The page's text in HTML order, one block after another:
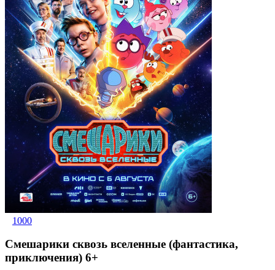
1000
Смешарики сквозь вселенные (фантастика,
приключения) 6+